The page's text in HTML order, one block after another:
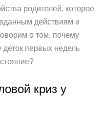
родителей, которое
действиям и
о том, почему
первых недель
криз у